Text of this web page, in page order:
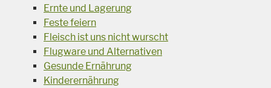
Ernte und Lagerung
Feste feiern
Fleisch ist uns nicht wurscht
Flugware und Alternativen
Gesunde Ernährung
Kinderernährung